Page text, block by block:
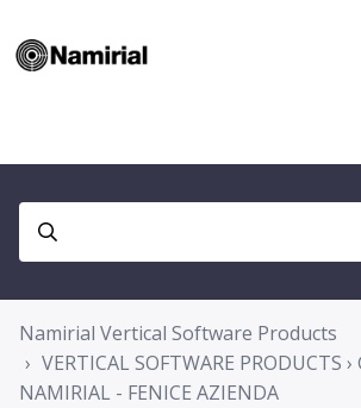
Namirial Vertical Software Products
VERTICAL SOFTWARE PRODUCTS
NAMIRIAL - FENICE AZIENDA